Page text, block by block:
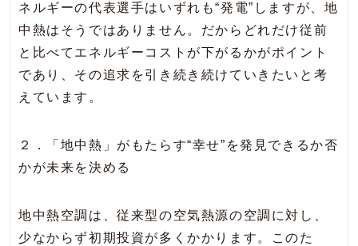
ネルギーの代表選手はいずれも“発電”しますが、地
中熱はそうではありません。だからどれだけ従前
と比べてエネルギーコストが下がるかがポイント
であり、その追求を引き続き続けていきたいと考
えています。
２．「地中熱」がもたらす“幸せ”を発見できるか否
かが未来を決める
地中熱空調は、従来型の空気熱源の空調に対し、
少なからず初期投資が多くかかります。このた